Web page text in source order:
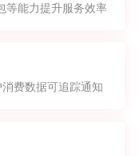
等能力提升服务效率
费数据可追踪通知